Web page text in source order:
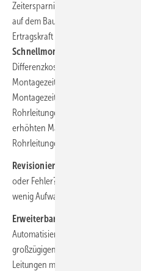
Zeitersparnis: Die qualifizierte
auf dem Bau. Die Schienenmontage
Ertragskraft – vor allem beim
Schnellmontagetechniken
Differenzkostenvergleichs werden
Montagezeiten dargestellt. Hier
Montagezeiten günstiger sind,
Rohrleitungen. Bei der
erhöhten Materialeinsatz also
Rohrleitungen Arbeitszeit in
Revisionierbarkeit
oder Fehler? Bei der
wenig Aufwand und ohne
Erweiterbarkeit
Automatisierung und neue
großzügigen Schienenkonstruktion
Leitungen montieren wie